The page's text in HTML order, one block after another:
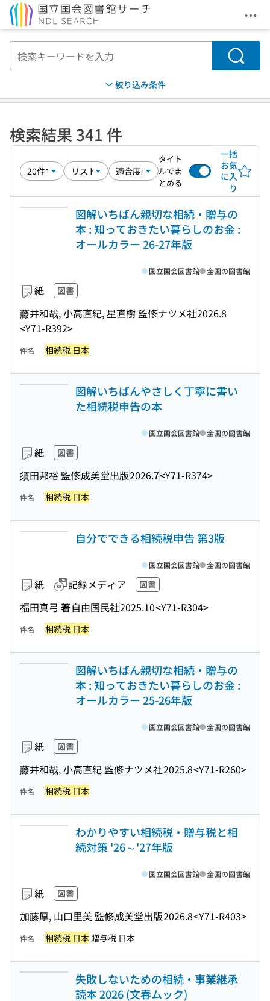
メ
検索
絞り込み条件
検索結果 341 件
タイト
ルでま
とめる
一括
お気
に入
り
図解いちばん親切な相続・贈与の
本 : 知っておきたい暮らしのお金 :
オールカラー 26-27年版
紙 図書
藤井和哉, 小高直紀, 星直樹 監修ナツメ社2026.8
<Y71-R392>
国立国会図書館 全国の図書館
件名 相続税 日本
図解いちばんやさしく丁寧に書い
た相続税申告の本
紙 図書
須田邦裕 監修成美堂出版2026.7<Y71-R374>
国立国会図書館 全国の図書館
件名 相続税 日本
自分でできる相続税申告 第3版
紙 記録メディア 図書
福田真弓 著自由国民社2025.10<Y71-R304>
国立国会図書館 全国の図書館
件名 相続税 日本
図解いちばん親切な相続・贈与の
本 : 知っておきたい暮らしのお金 :
オールカラー 25-26年版
紙 図書
藤井和哉, 小高直紀 監修ナツメ社2025.8<Y71-R260>
国立国会図書館 全国の図書館
件名 相続税 日本
わかりやすい相続税・贈与税と相
続対策 '26～'27年版
紙 図書
加藤厚, 山口里美 監修成美堂出版2026.8<Y71-R403>
国立国会図書館 全国の図書館
件名 相続税 日本 贈与税 日本
失敗しないための相続・事業継承
読本 2026 (文春ムック)